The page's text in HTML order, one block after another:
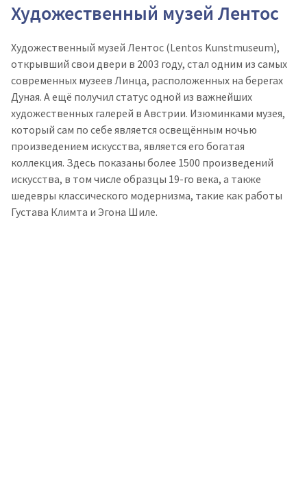
Художественный музей Лентос
Художественный музей Лентос (Lentos Kunstmuseum),
открывший свои двери в 2003 году, стал одним из самых
современных музеев Линца, расположенных на берегах
Дуная. А ещё получил статус одной из важнейших
художественных галерей в Австрии. Изюминками музея,
который сам по себе является освещённым ночью
произведением искусства, является его богатая
коллекция. Здесь показаны более 1500 произведений
искусства, в том числе образцы 19-го века, а также
шедевры классического модернизма, такие как работы
Густава Климта и Эгона Шиле.